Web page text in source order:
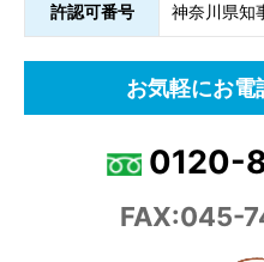
許認可番号 神奈川県知
お気軽にお電
0120-
FAX:045-